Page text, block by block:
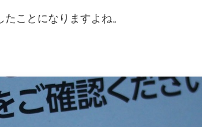
ことになりますよね。